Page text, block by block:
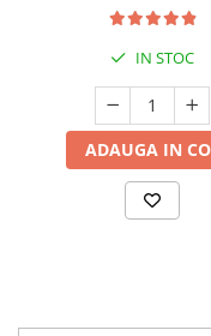
IN STOC
ADAUGA IN